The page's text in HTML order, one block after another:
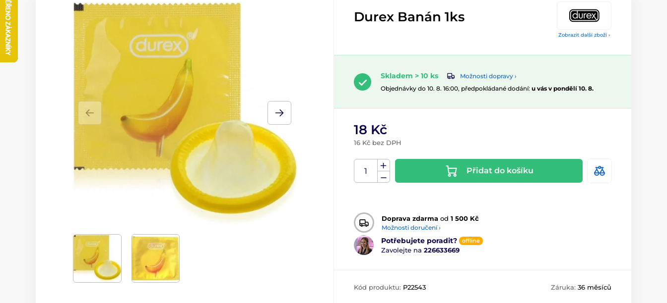
Zobrazit další zboží ›
Durex Banán 1ks
Skladem > 10 ks
Možnosti dopravy ›
Objednávky do 10. 8. 16:00, předpokládané dodání: u vás v pondělí 10. 8.
18 Kč
16 Kč bez DPH
Přidat do košíku
Doprava zdarma od 1 500 Kč
Možnosti doručení ›
Potřebujete poradit? offline
Zavolejte na 226633669
Kód produktu: P22543 Záruka: 36 měsíců